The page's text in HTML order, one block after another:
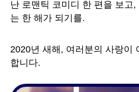
난 로맨틱 코미디 한 편을 보고,
는 한 해가 되기를.
2020년 새해, 여러분의 사랑이
합니다.